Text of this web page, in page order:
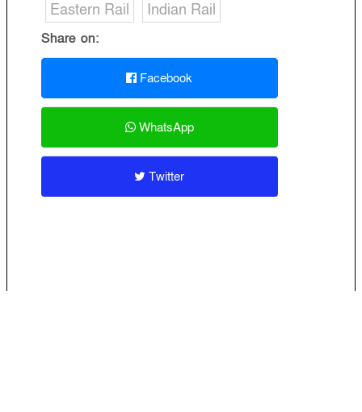
Eastern Rail
Indian Rail
Share on:
Facebook
WhatsApp
Twitter